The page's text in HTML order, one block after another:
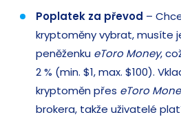
Poplatek za převod –
kryptoměny vybrat, musíte
peněženku eToro Money,
2 % (min. $1, max. $100).
kryptoměn přes eToro
brokera, takže uživatelé